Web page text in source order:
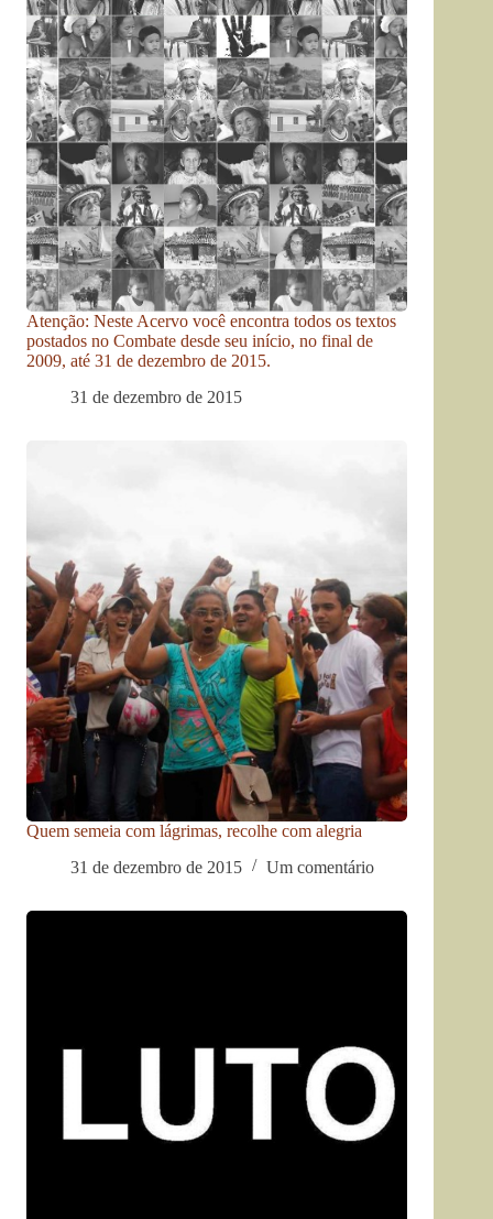
Atenção: Neste Acervo você encontra todos os textos
postados no Combate desde seu início, no final de
2009, até 31 de dezembro de 2015.
31 de dezembro de 2015
Quem semeia com lágrimas, recolhe com alegria
31 de dezembro de 2015
Um comentário